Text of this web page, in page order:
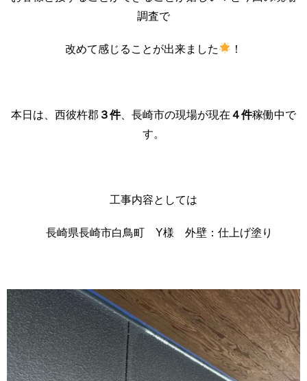
調査で
改めて感じることが出来ました ！
本日は、西彼杵郡 ３件、長崎市の現場が現在 ４件稼働中で
す。
工事内容としては
長崎県長崎市白鳥町 Y様 外壁：仕上げ塗り